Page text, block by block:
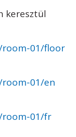
keresztül
room-01/floor
01/en
room-01/fr